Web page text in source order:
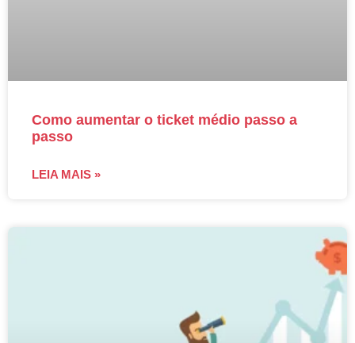
Como aumentar o ticket médio passo a
passo
LEIA MAIS »